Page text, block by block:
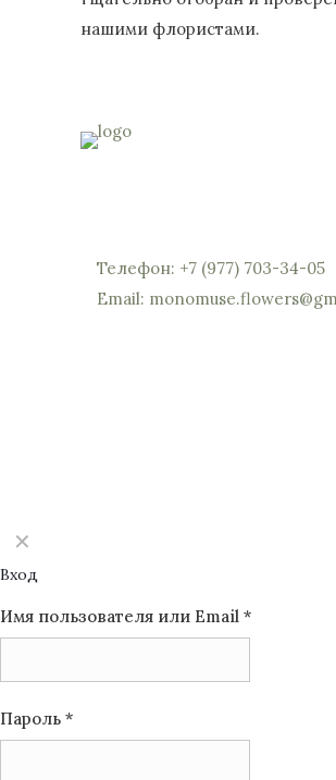
нашими флористами.
Телефон: +7 (977) 703-34-05
Email:
✕
Вход
Имя пользователя или Email *
Пароль *